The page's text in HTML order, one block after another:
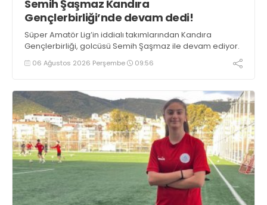
Semih Şaşmaz Kandıra
Gençlerbirliği’nde devam dedi!
Süper Amatör Lig’in iddialı takımlarından Kandıra
Gençlerbirliği, golcüsü Semih Şaşmaz ile devam ediyor.
06 Ağustos 2026 Perşembe 09:56